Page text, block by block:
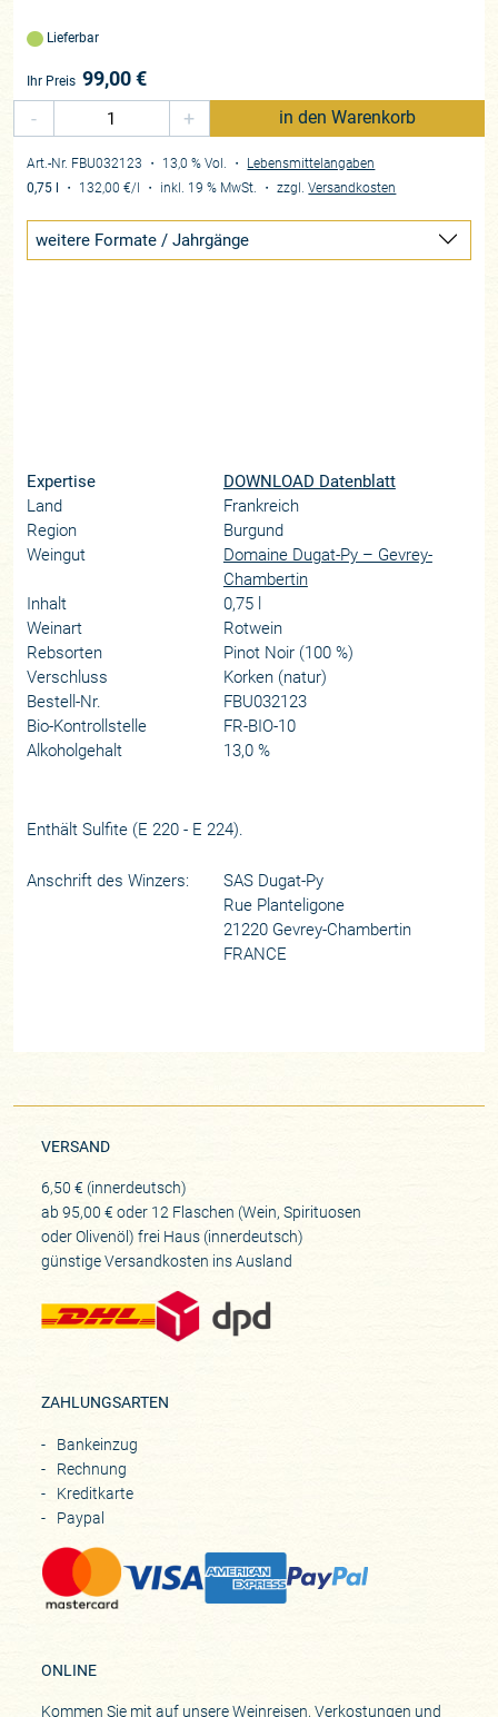
Lieferbar
Ihr Preis 99,00€
-
+ in den Warenkorb
Art.-Nr. FBU032123 ・ 13,0 % Vol. ・ Lebensmittelangaben
0,75 l
・ 132,00 €/l ・ inkl. 19 % MwSt. ・zzgl.Versandkosten
weitere Formate / Jahrgänge
Expertise
DOWNLOAD Datenblatt
Land
Frankreich
Region
Burgund
Weingut
Domaine Dugat-Py – Gevrey-
Chambertin
Inhalt
0,75 l
Weinart
Rotwein
Rebsorten
Pinot Noir (100 %)
Verschluss
Korken (natur)
Bestell-Nr.
FBU032123
Bio-Kontrollstelle
FR-BIO-10
Alkoholgehalt
13,0 %
Enthält Sulfite (E 220 - E 224).
Anschrift des Winzers:
SAS Dugat-Py
Rue Planteligone
21220 Gevrey-Chambertin
FRANCE
VERSAND
6,50 € (innerdeutsch)
ab 95,00 € oder 12 Flaschen (Wein, Spirituosen
oder Olivenöl) frei Haus (innerdeutsch)
günstige Versandkosten ins Ausland
ZAHLUNGSARTEN
Bankeinzug
Rechnung
Kreditkarte
Paypal
ONLINE
Kommen Sie mit auf unsere Weinreisen, Verkostungen und